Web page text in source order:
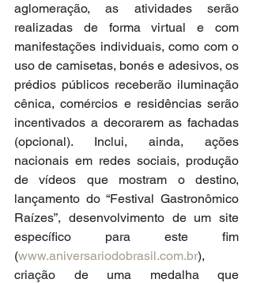
aglomeração, as atividades serão
realizadas de forma virtual e com
manifestações individuais, como com o
uso de camisetas, bonés e adesivos, os
prédios públicos receberão iluminação
cênica, comércios e residências serão
incentivados a decorarem as fachadas
(opcional). Inclui, ainda, ações
nacionais em redes sociais, produção
de vídeos que mostram o destino,
lançamento do “Festival Gastronômico
Raízes”, desenvolvimento de um site
específico para este fim
(www.aniversariodobrasil.com.br),
criação de uma medalha que